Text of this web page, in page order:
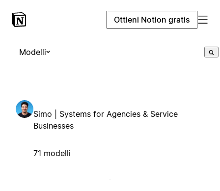
Ottieni Notion gratis
Modelli
Simo | Systems for Agencies & Service
Businesses
71 modelli